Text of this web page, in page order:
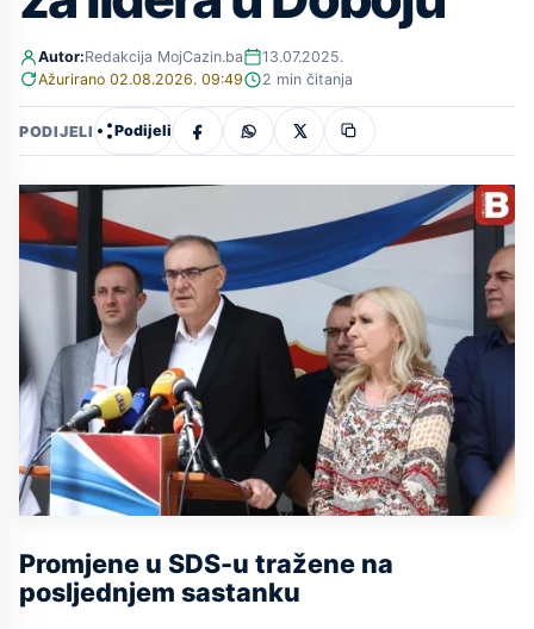
Autor:Redakcija MojCazin.ba
13.07.2025.
Ažurirano 02.08.2026. 09:49
2 min čitanja
PODIJELI Podijeli
Promjene u SDS-u tražene na
posljednjem sastanku